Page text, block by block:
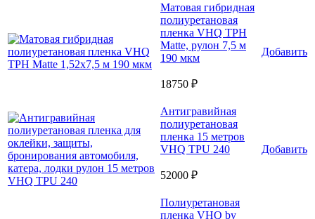
Матовая гибридная
полиуретановая
пленка VHQ TPH
Matte, рулон 7,5 м
190 мкм
18750 ₽
Добавить
Антигравийная
полиуретановая
пленка 15 метров
VHQ TPU 240
52000 ₽
Добавить
Полиуретановая
пленка VHQ by